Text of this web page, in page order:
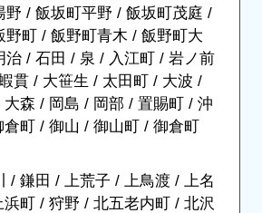
野 / 飯坂町平野 / 飯坂町茂庭 /
野町 / 飯野町青木 / 飯野町大
治 / 石田 / 泉 / 入江町 / 岩ノ前
貫 / 大笹生 / 太田町 / 大波 /
森 / 岡島 / 岡部 / 置賜町 / 沖
町 / 御山 / 御山町 / 御倉町
/ 鎌田 / 上荒子 / 上鳥渡 / 上名
町 / 狩野 / 北五老内町 / 北沢